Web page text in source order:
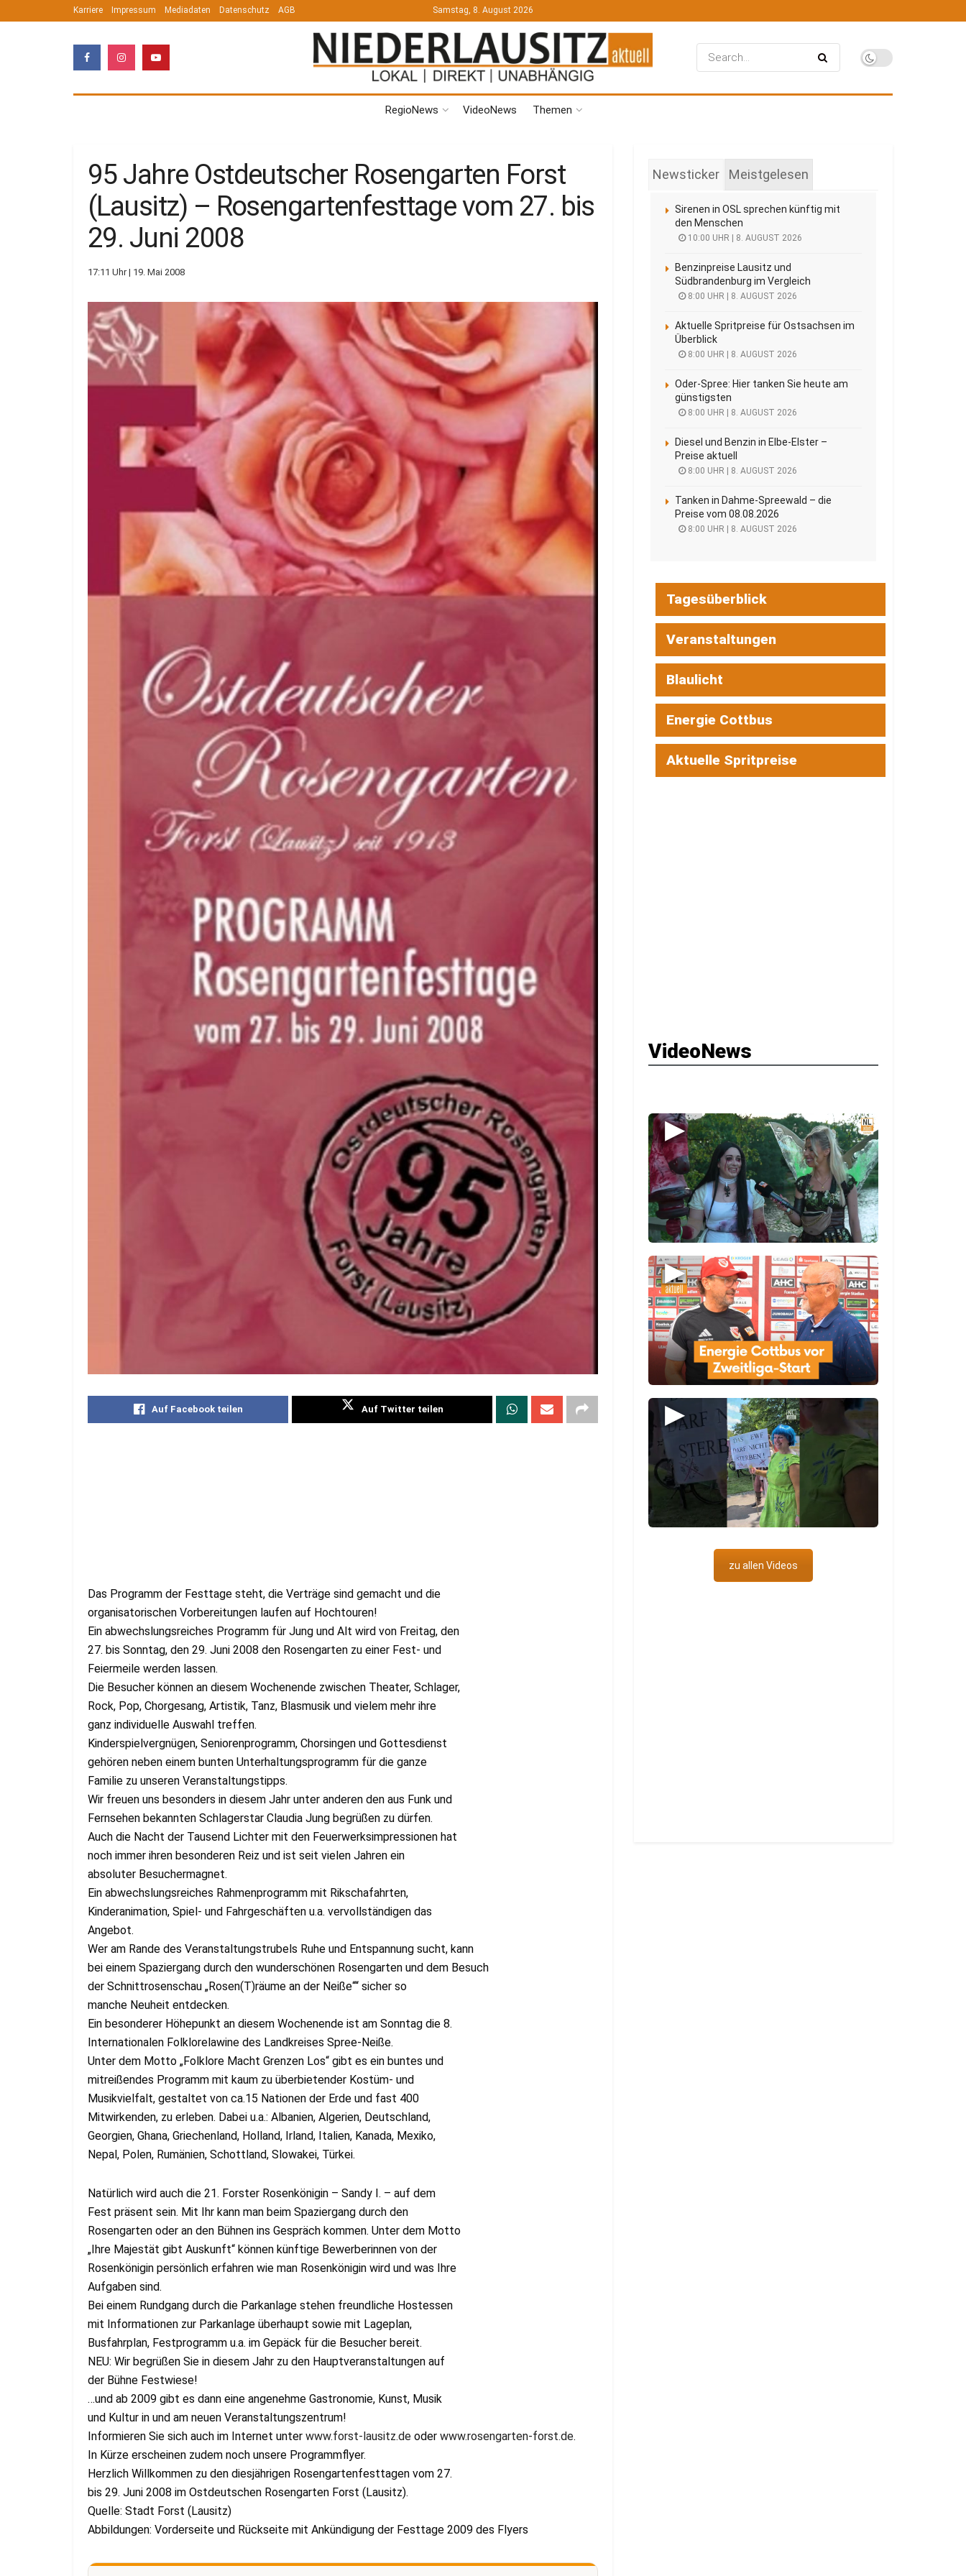
Karriere Impressum Mediadaten Datenschutz AGB Samstag, 8. August 2026
RegioNews VideoNews Themen
95 Jahre Ostdeutscher Rosengarten Forst
(Lausitz) – Rosengartenfesttage vom 27. bis
29. Juni 2008
17:11 Uhr | 19. Mai 2008
Auf Facebook teilen Auf Twitter teilen
Das Programm der Festtage steht, die Verträge sind gemacht und die
organisatorischen Vorbereitungen laufen auf Hochtouren!
Ein abwechslungsreiches Programm für Jung und Alt wird von Freitag, den
27. bis Sonntag, den 29. Juni 2008 den Rosengarten zu einer Fest- und
Feiermeile werden lassen.
Die Besucher können an diesem Wochenende zwischen Theater, Schlager,
Rock, Pop, Chorgesang, Artistik, Tanz, Blasmusik und vielem mehr ihre
ganz individuelle Auswahl treffen.
Kinderspielvergnügen, Seniorenprogramm, Chorsingen und Gottesdienst
gehören neben einem bunten Unterhaltungsprogramm für die ganze
Familie zu unseren Veranstaltungstipps.
Wir freuen uns besonders in diesem Jahr unter anderen den aus Funk und
Fernsehen bekannten Schlagerstar Claudia Jung begrüßen zu dürfen.
Auch die Nacht der Tausend Lichter mit den Feuerwerksimpressionen hat
noch immer ihren besonderen Reiz und ist seit vielen Jahren ein
absoluter Besuchermagnet.
Ein abwechslungsreiches Rahmenprogramm mit Rikschafahrten,
Kinderanimation, Spiel- und Fahrgeschäften u.a. vervollständigen das
Angebot.
Wer am Rande des Veranstaltungstrubels Ruhe und Entspannung sucht, kann
bei einem Spaziergang durch den wunderschönen Rosengarten und dem Besuch
der Schnittrosenschau „Rosen(T)räume an der Neiße““ sicher so
manche Neuheit entdecken.
Ein besonderer Höhepunkt an diesem Wochenende ist am Sonntag die 8.
Internationalen Folklorelawine des Landkreises Spree-Neiße.
Unter dem Motto „Folklore Macht Grenzen Los“ gibt es ein buntes und
mitreißendes Programm mit kaum zu überbietender Kostüm- und
Musikvielfalt, gestaltet von ca.15 Nationen der Erde und fast 400
Mitwirkenden, zu erleben. Dabei u.a.: Albanien, Algerien, Deutschland,
Georgien, Ghana, Griechenland, Holland, Irland, Italien, Kanada, Mexiko,
Nepal, Polen, Rumänien, Schottland, Slowakei, Türkei.
Natürlich wird auch die 21. Forster Rosenkönigin – Sandy I. – auf dem
Fest präsent sein. Mit Ihr kann man beim Spaziergang durch den
Rosengarten oder an den Bühnen ins Gespräch kommen. Unter dem Motto
„Ihre Majestät gibt Auskunft“ können künftige Bewerberinnen von der
Rosenkönigin persönlich erfahren wie man Rosenkönigin wird und was Ihre
Aufgaben sind.
Bei einem Rundgang durch die Parkanlage stehen freundliche Hostessen
mit Informationen zur Parkanlage überhaupt sowie mit Lageplan,
Busfahrplan, Festprogramm u.a. im Gepäck für die Besucher bereit.
NEU: Wir begrüßen Sie in diesem Jahr zu den Hauptveranstaltungen auf
der Bühne Festwiese!
…und ab 2009 gibt es dann eine angenehme Gastronomie, Kunst, Musik
und Kultur in und am neuen Veranstaltungszentrum!
Informieren Sie sich auch im Internet unter www.forst-lausitz.de oder www.rosengarten-forst.de.
In Kürze erscheinen zudem noch unsere Programmflyer.
Herzlich Willkommen zu den diesjährigen Rosengartenfesttagen vom 27.
bis 29. Juni 2008 im Ostdeutschen Rosengarten Forst (Lausitz).
Quelle: Stadt Forst (Lausitz)
Abbildungen: Vorderseite und Rückseite mit Ankündigung der Festtage 2009 des Flyers
Newsticker Meistgelesen
Sirenen in OSL sprechen künftig mit
den Menschen
10:00 UHR | 8. AUGUST 2026
Benzinpreise Lausitz und
Südbrandenburg im Vergleich
8:00 UHR | 8. AUGUST 2026
Aktuelle Spritpreise für Ostsachsen im
Überblick
8:00 UHR | 8. AUGUST 2026
Oder-Spree: Hier tanken Sie heute am
günstigsten
8:00 UHR | 8. AUGUST 2026
Diesel und Benzin in Elbe-Elster –
Preise aktuell
8:00 UHR | 8. AUGUST 2026
Tanken in Dahme-Spreewald – die
Preise vom 08.08.2026
8:00 UHR | 8. AUGUST 2026
Tagesüberblick
Veranstaltungen
Blaulicht
Energie Cottbus
Aktuelle Spritpreise
VideoNews
▶
▶
▶
zu allen Videos